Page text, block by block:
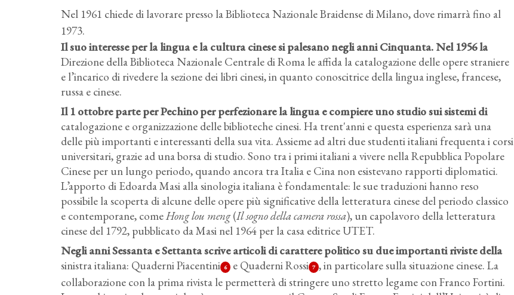
Nel 1961 chiede di lavorare presso la Biblioteca Nazionale Braidense di Milano, dove rimarrà fino al
1973.
Il suo interesse per la lingua e la cultura cinese si palesano negli anni Cinquanta. Nel 1956 la
Direzione della Biblioteca Nazionale Centrale di Roma le affida la catalogazione delle opere straniere
e l’incarico di rivedere la sezione dei libri cinesi, in quanto conoscitrice della lingua inglese, francese,
russa e cinese.
Il 1 ottobre parte per Pechinoper perfezionare la lingua e compiere uno studio sui sistemi di
catalogazione e organizzazione delle biblioteche cinesi. Ha trent'anni e questa esperienza sarà una
delle più importanti e interessanti della sua vita. Assieme ad altri due studenti italiani frequenta i corsi
universitari, grazie ad una borsa di studio. Sono tra i primi italiani a vivere nella Repubblica Popolare
Cinese per un lungo periodo, quando ancora tra Italia e Cina non esistevano rapporti diplomatici.
L’apporto di Edoarda Masi alla sinologia italiana è fondamentale: le sue traduzioni hanno reso
possibile la scoperta di alcune delle opere più significative della letteratura cinese del periodo classico
e contemporane, comeHong lou meng(Il sogno della camera rossa), un capolavoro della letteratura
cinese del 1792, pubblicato da Masi nel 1964 per la casa editrice UTET.
Negli anni Sessanta e Settanta scrive articoli di carattere politico su due importanti riviste della
sinistra italiana: Quaderni Piacentini 6 e Quaderni Rossi 7 , in particolare sulla situazione cinese. La
collaborazione con la prima rivista le permetterà di stringere uno stretto legame con Franco Fortini.